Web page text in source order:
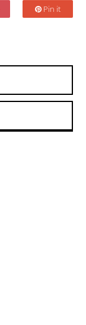
Pin it